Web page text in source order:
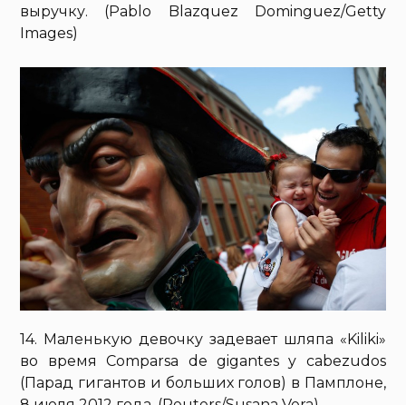
выручку. (Pablo Blazquez Dominguez/Getty
Images)
14. Маленькую девочку задевает шляпа «Kiliki»
во время Comparsa de gigantes y cabezudos
(Парад гигантов и больших голов) в Памплоне,